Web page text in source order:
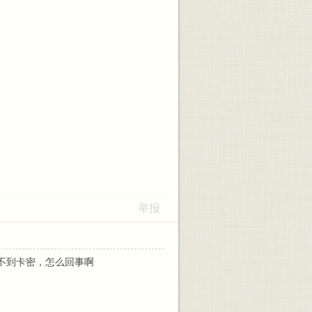
举报
到卡密，怎么回事啊